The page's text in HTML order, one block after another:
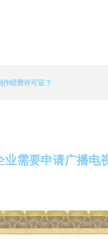
经营许可证？
业需要申请广播电